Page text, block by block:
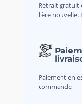
Retrait gratuit
l'ère nouvelle,
Paiement en
commande